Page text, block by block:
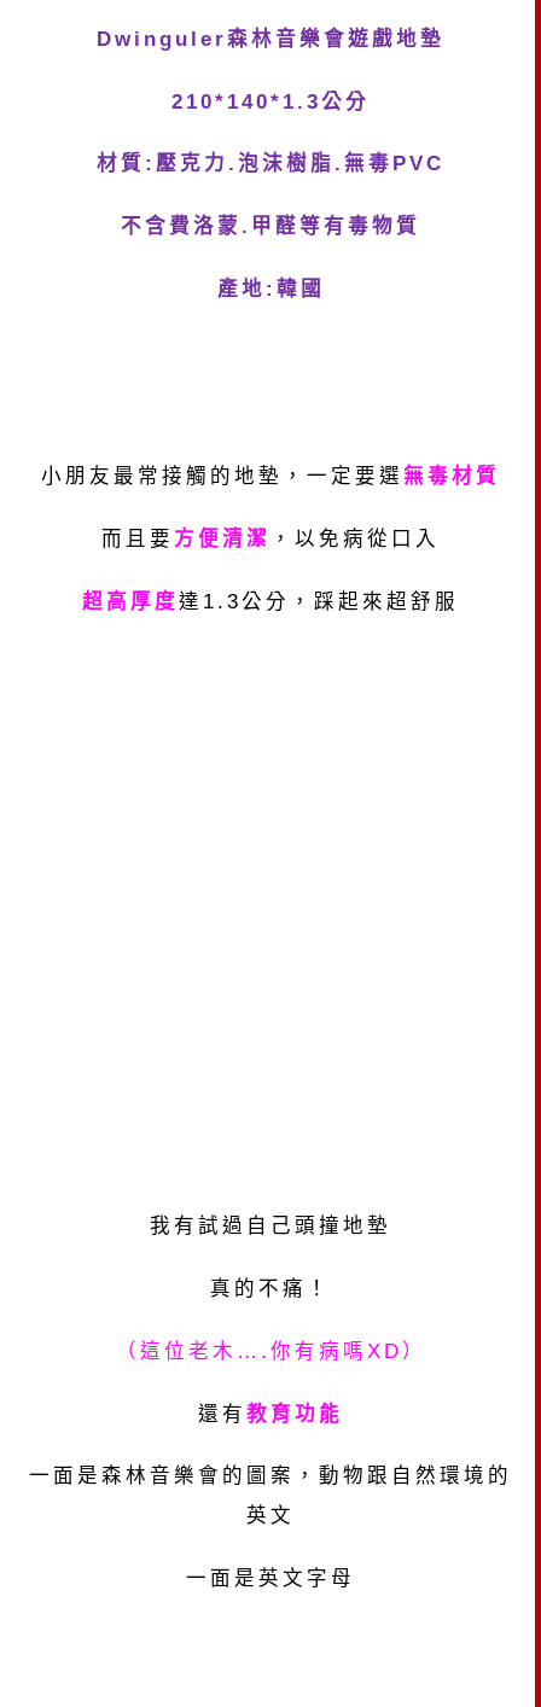
Dwinguler森林音樂會遊戲地墊
210*140*1.3公分
材質 : 壓克力 . 泡沫樹脂 . 無毒 PVC
不含費洛蒙 . 甲醛等有毒物質
產地 : 韓國
小朋友最常接觸的地墊，一定要選 無毒材質
而且要 方便清潔 ，以免病從口入
超高厚度達 1.3公分，踩起來超舒服
我有試過自己頭撞地墊
真的不痛！
（這位老木 …. 你有病嗎 XD ）
還有 教育功能
一面是森林音樂會的圖案，動物跟自然環境的
英文
一面是英文字母